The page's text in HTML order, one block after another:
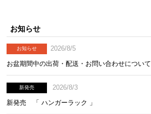
お知らせ
お知らせ
2026/8/5
お盆期間中の出荷・配送・お問い合わせについて
新発売
2026/8/3
新発売 「 ハンガーラック 」